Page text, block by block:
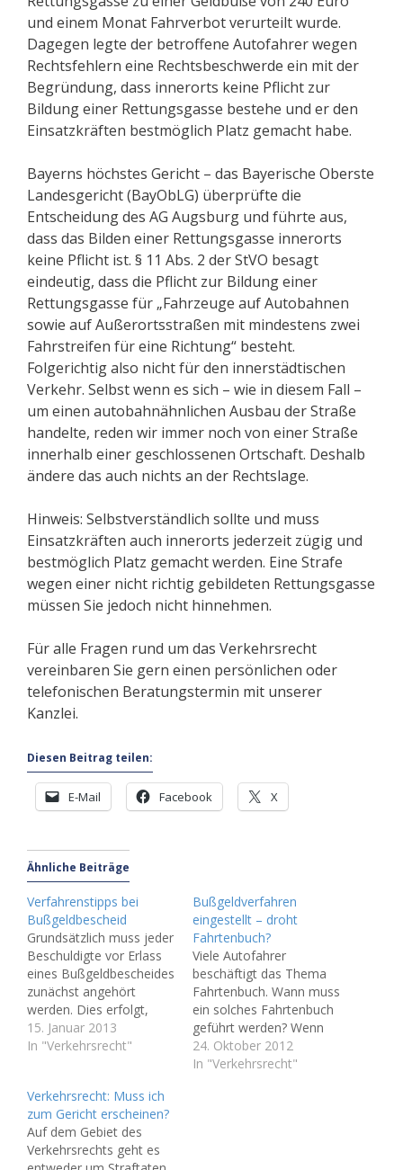
und einem Monat Fahrverbot verurteilt wurde.
Dagegen legte der betroffene Autofahrer wegen
Rechtsfehlern eine Rechtsbeschwerde ein mit der
Begründung, dass innerorts keine Pflicht zur
Bildung einer Rettungsgasse bestehe und er den
Einsatzkräften bestmöglich Platz gemacht habe.
Bayerns höchstes Gericht – das Bayerische Oberste
Landesgericht (BayObLG) überprüfte die
Entscheidung des AG Augsburg und führte aus,
dass das Bilden einer Rettungsgasse innerorts
keine Pflicht ist. § 11 Abs. 2 der StVO besagt
eindeutig, dass die Pflicht zur Bildung einer
Rettungsgasse für „Fahrzeuge auf Autobahnen
sowie auf Außerortsstraßen mit mindestens zwei
Fahrstreifen für eine Richtung“ besteht.
Folgerichtig also nicht für den innerstädtischen
Verkehr. Selbst wenn es sich – wie in diesem Fall –
um einen autobahnähnlichen Ausbau der Straße
handelte, reden wir immer noch von einer Straße
innerhalb einer geschlossenen Ortschaft. Deshalb
ändere das auch nichts an der Rechtslage.
Hinweis: Selbstverständlich sollte und muss
Einsatzkräften auch innerorts jederzeit zügig und
bestmöglich Platz gemacht werden. Eine Strafe
wegen einer nicht richtig gebildeten Rettungsgasse
müssen Sie jedoch nicht hinnehmen.
Für alle Fragen rund um das Verkehrsrecht
vereinbaren Sie gern einen persönlichen oder
telefonischen Beratungstermin mit unserer
Kanzlei.
Diesen Beitrag teilen:
E-Mail Facebook X
Ähnliche Beiträge
Verfahrenstipps bei
Bußgeldbescheid
Grundsätzlich muss jeder
Beschuldigte vor Erlass
eines Bußgeldbescheides
zunächst angehört
werden. Dies erfolgt,
wenn der Betroffene
nicht am Tatort
Anhörbogens. Tipp: Als
Betroffener sind Sie nicht
verpflichtet, Angaben zur
Sache zu machen oder
15. Januar 2013
In "Verkehrsrecht"
Bußgeldverfahren
eingestellt – droht
Fahrtenbuch?
Viele Autofahrer
beschäftigt das Thema
Fahrtenbuch. Wann muss
ein solches Fahrtenbuch
geführt werden? Wenn
bei einem
Geschwindigkeitsverstoß
24. Oktober 2012
In "Verkehrsrecht"
Verkehrsrecht: Muss ich
zum Gericht erscheinen?
Auf dem Gebiet des
Verkehrsrechts geht es